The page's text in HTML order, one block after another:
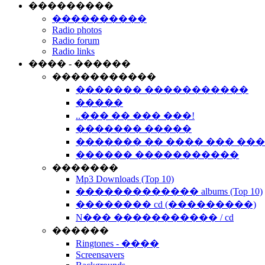
���������
����������
Radio photos
Radio forum
Radio links
���� - ������
�����������
������� �����������
�����
..��� �� ��� ���!
������� �����
������� �� ���� ���
������ �����������
�������
Mp3 Downloads (Top 10)
������������� albums (Top 10)
�������� cd (���������)
N��� ����������� / cd
������
Ringtones - ����
Screensavers